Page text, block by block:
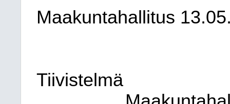
Maakuntahallitus
Tiivistelmä